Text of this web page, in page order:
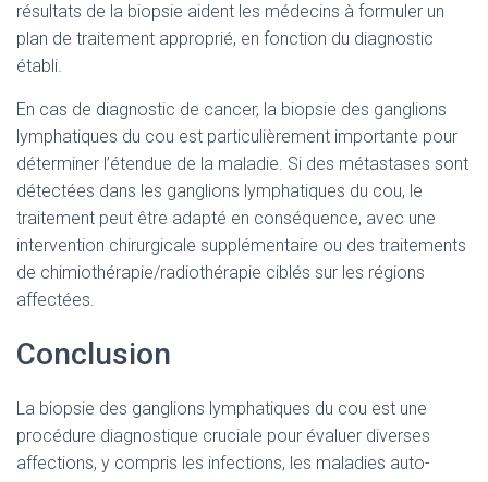
résultats de la biopsie aident les médecins à formuler un
plan de traitement approprié, en fonction du diagnostic
établi.
En cas de diagnostic de cancer, la biopsie des ganglions
lymphatiques du cou est particulièrement importante pour
déterminer l’étendue de la maladie. Si des métastases sont
détectées dans les ganglions lymphatiques du cou, le
traitement peut être adapté en conséquence, avec une
intervention chirurgicale supplémentaire ou des traitements
de chimiothérapie/radiothérapie ciblés sur les régions
affectées.
Conclusion
La biopsie des ganglions lymphatiques du cou est une
procédure diagnostique cruciale pour évaluer diverses
affections, y compris les infections, les maladies auto-